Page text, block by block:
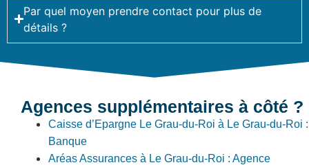
Par quel moyen prendre contact pour plus de
détails ?
Agences supplémentaires à côté ?
Caisse d’Epargne Le Grau-du-Roi à Le Grau-du-Roi :
Banque
Aréas Assurances à Le Grau-du-Roi : Agence